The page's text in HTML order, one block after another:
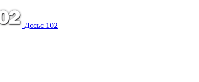
Досьє 102